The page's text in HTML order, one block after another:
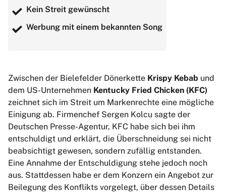
Kein Streit gewünscht
Werbung mit einem bekannten Song
Zwischen der Bielefelder Dönerkette Krispy Kebab und
dem US-Unternehmen Kentucky Fried Chicken (KFC)
zeichnet sich im Streit um Markenrechte eine mögliche
Einigung ab. Firmenchef Sergen Kolcu sagte der
Deutschen Presse-Agentur, KFC habe sich bei ihm
entschuldigt und erklärt, die Überschneidung sei nicht
beabsichtigt gewesen, sondern zufällig entstanden.
Eine Annahme der Entschuldigung stehe jedoch noch
aus. Stattdessen habe er dem Konzern ein Angebot zur
Beilegung des Konflikts vorgelegt, über dessen Details